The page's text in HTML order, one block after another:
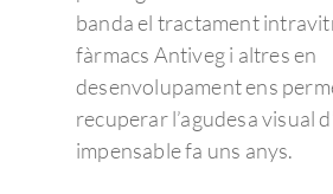
banda el tractament
fàrmacs Antiveg i altres en
desenvolupament ens
recuperar l’agudesa visual
impensable fa uns anys.